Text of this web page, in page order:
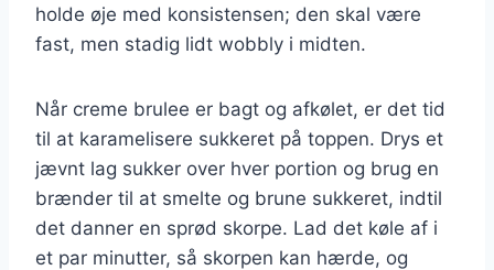
holde øje med konsistensen; den skal være
fast, men stadig lidt wobbly i midten.
Når creme brulee er bagt og afkølet, er det tid
til at karamelisere sukkeret på toppen. Drys et
jævnt lag sukker over hver portion og brug en
brænder til at smelte og brune sukkeret, indtil
det danner en sprød skorpe. Lad det køle af i
et par minutter, så skorpen kan hærde, og